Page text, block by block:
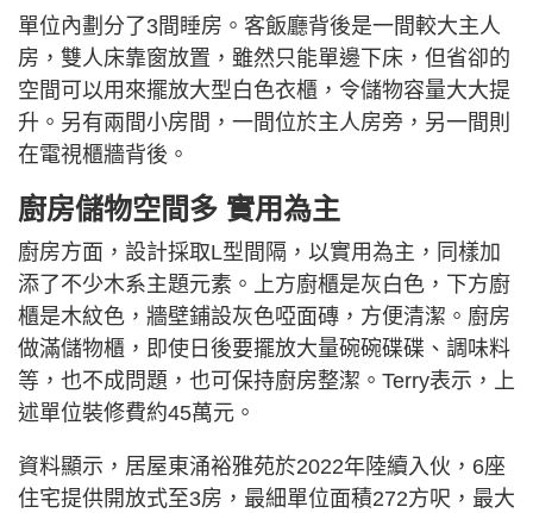
單位內劃分了3間睡房。客飯廳背後是一間較大主人
房，雙人床靠窗放置，雖然只能單邊下床，但省卻的
空間可以用來擺放大型白色衣櫃，令儲物容量大大提
升。另有兩間小房間，一間位於主人房旁，另一間則
在電視櫃牆背後。
廚房儲物空間多 實用為主
廚房方面，設計採取L型間隔，以實用為主，同樣加
添了不少木系主題元素。上方廚櫃是灰白色，下方廚
櫃是木紋色，牆壁鋪設灰色啞面磚，方便清潔。廚房
做滿儲物櫃，即使日後要擺放大量碗碗碟碟、調味料
等，也不成問題，也可保持廚房整潔。Terry表示，上
述單位裝修費約45萬元。
資料顯示，居屋東涌裕雅苑於2022年陸續入伙，6座
住宅提供開放式至3房，最細單位面積272方呎，最大